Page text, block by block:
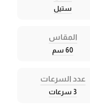
ستيل
المقاس
60 سم
عدد السرعات
3 سرعات